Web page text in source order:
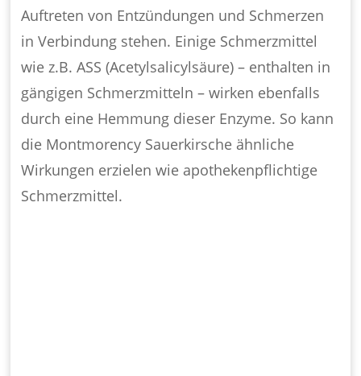
Auftreten von Entzündungen und Schmerzen
in Verbindung stehen. Einige Schmerzmittel
wie z.B. ASS (Acetylsalicylsäure) – enthalten in
gängigen Schmerzmitteln – wirken ebenfalls
durch eine Hemmung dieser Enzyme. So kann
die Montmorency Sauerkirsche ähnliche
Wirkungen erzielen wie apothekenpflichtige
Schmerzmittel.